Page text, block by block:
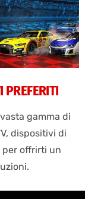
PREFERITI
vasta gamma di
dispositivi di
per offrirti un